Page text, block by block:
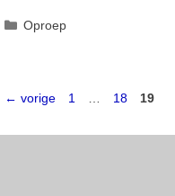
Categorieën
Oproep
← vorige Pagina
1 Pagina
18 Pagina
19